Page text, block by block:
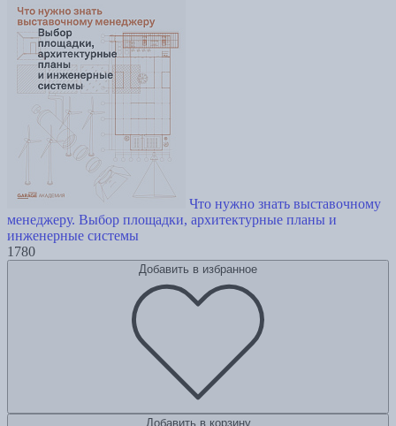
Что нужно знать выставочному
менеджеру. Выбор площадки, архитектурные планы и
инженерные системы
1780
Добавить в избранное
Добавить в корзину